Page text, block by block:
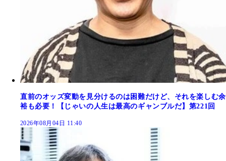
直前のオッズ変動を見分けるのは困難だけど、それを楽しむ余
裕も必要！【じゃいの人生は最高のギャンブルだ】第221回
2026年08月04日 11:40